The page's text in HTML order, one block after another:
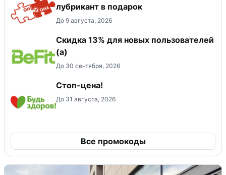
лубрикант в подарок
До 9 августа, 2026
Скидка 13% для новых пользователей
(а)
До 30 сентября, 2026
Стоп-цена!
До 31 августа, 2026
Все промокоды